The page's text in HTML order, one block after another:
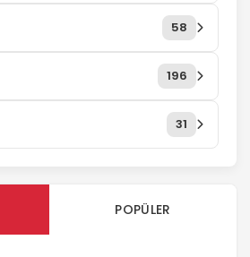
58
196
31
POPÜLER